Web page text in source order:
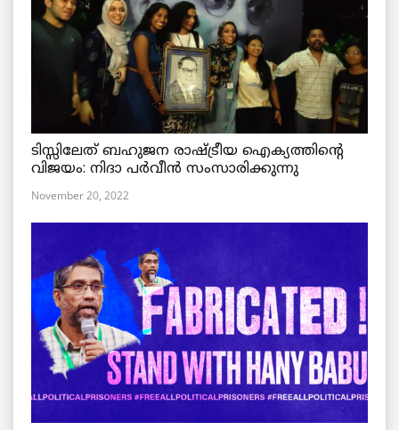
ടിസ്സിലേത് ബഹുജന രാഷ്ട്രീയ ഐക്യത്തിന്റെ
വിജയം: നിദാ പർവീൻ സംസാരിക്കുന്നു
November 20, 2022